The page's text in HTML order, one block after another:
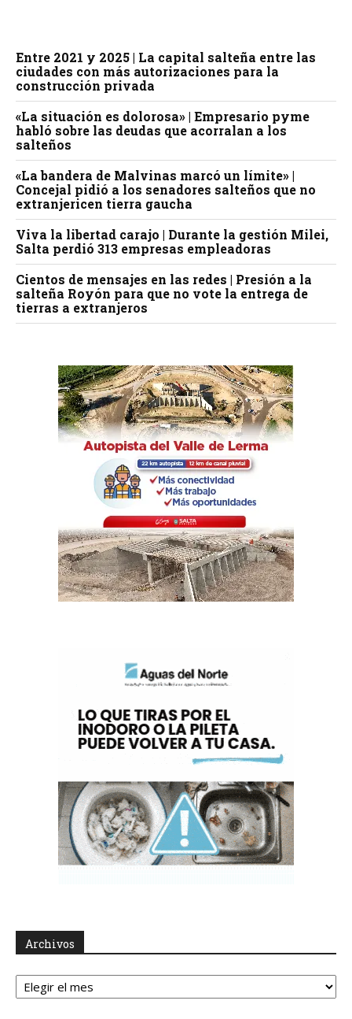
Entre 2021 y 2025 | La capital salteña entre las
ciudades con más autorizaciones para la
construcción privada
«La situación es dolorosa» | Empresario pyme
habló sobre las deudas que acorralan a los
salteños
«La bandera de Malvinas marcó un límite» |
Concejal pidió a los senadores salteños que no
extranjericen tierra gaucha
Viva la libertad carajo | Durante la gestión Milei,
Salta perdió 313 empresas empleadoras
Cientos de mensajes en las redes | Presión a la
salteña Royón para que no vote la entrega de
tierras a extranjeros
Archivos
Archivos